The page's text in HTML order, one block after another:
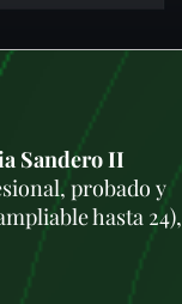
Sandero II
probado y
hasta 24),